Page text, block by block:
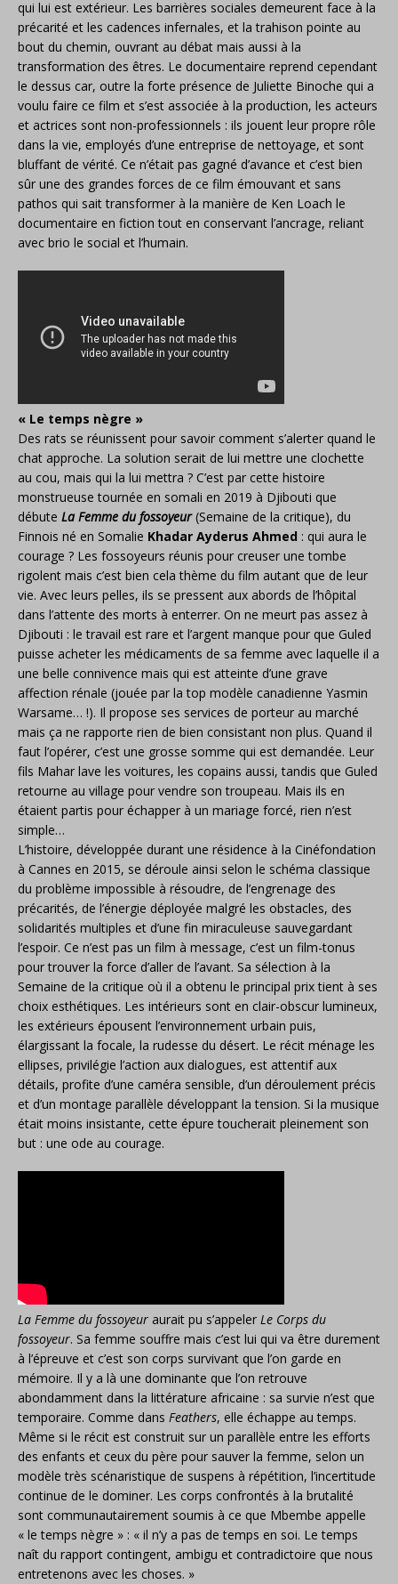
qui lui est extérieur. Les barrières sociales demeurent face à la
précarité et les cadences infernales, et la trahison pointe au
bout du chemin, ouvrant au débat mais aussi à la
transformation des êtres. Le documentaire reprend cependant
le dessus car, outre la forte présence de Juliette Binoche qui a
voulu faire ce film et s’est associée à la production, les acteurs
et actrices sont non-professionnels : ils jouent leur propre rôle
dans la vie, employés d’une entreprise de nettoyage, et sont
bluffant de vérité. Ce n’était pas gagné d’avance et c’est bien
sûr une des grandes forces de ce film émouvant et sans
pathos qui sait transformer à la manière de Ken Loach le
documentaire en fiction tout en conservant l’ancrage, reliant
avec brio le social et l’humain.
« Le temps nègre »
Des rats se réunissent pour savoir comment s’alerter quand le
chat approche. La solution serait de lui mettre une clochette
au cou, mais qui la lui mettra ? C’est par cette histoire
monstrueuse tournée en somali en 2019 à Djibouti que
débute La Femme du fossoyeur(Semaine de la critique), du
Finnois né en Somalie Khadar Ayderus Ahmed : qui aura le
courage ? Les fossoyeurs réunis pour creuser une tombe
rigolent mais c’est bien cela thème du film autant que de leur
vie. Avec leurs pelles, ils se pressent aux abords de l’hôpital
dans l’attente des morts à enterrer. On ne meurt pas assez à
Djibouti : le travail est rare et l’argent manque pour que Guled
puisse acheter les médicaments de sa femme avec laquelle il a
une belle connivence mais qui est atteinte d’une grave
affection rénale (jouée par la top modèle canadienne Yasmin
Warsame… !). Il propose ses services de porteur au marché
mais ça ne rapporte rien de bien consistant non plus. Quand il
faut l’opérer, c’est une grosse somme qui est demandée. Leur
fils Mahar lave les voitures, les copains aussi, tandis que Guled
retourne au village pour vendre son troupeau. Mais ils en
étaient partis pour échapper à un mariage forcé, rien n’est
simple…
L’histoire, développée durant une résidence à la Cinéfondation
à Cannes en 2015, se déroule ainsi selon le schéma classique
du problème impossible à résoudre, de l’engrenage des
précarités, de l’énergie déployée malgré les obstacles, des
solidarités multiples et d’une fin miraculeuse sauvegardant
l’espoir. Ce n’est pas un film à message, c’est un film-tonus
pour trouver la force d’aller de l’avant. Sa sélection à la
Semaine de la critique où il a obtenu le principal prix tient à ses
choix esthétiques. Les intérieurs sont en clair-obscur lumineux,
les extérieurs épousent l’environnement urbain puis,
élargissant la focale, la rudesse du désert. Le récit ménage les
ellipses, privilégie l’action aux dialogues, est attentif aux
détails, profite d’une caméra sensible, d’un déroulement précis
et d’un montage parallèle développant la tension. Si la musique
était moins insistante, cette épure toucherait pleinement son
but : une ode au courage.
La Femme du fossoyeur aurait pu s’appeler Le Corps du
fossoyeur. Sa femme souffre mais c’est lui qui va être durement
à l’épreuve et c’est son corps survivant que l’on garde en
mémoire. Il y a là une dominante que l’on retrouve
abondamment dans la littérature africaine : sa survie n’est que
temporaire. Comme dans Feathers, elle échappe au temps.
Même si le récit est construit sur un parallèle entre les efforts
des enfants et ceux du père pour sauver la femme, selon un
modèle très scénaristique de suspens à répétition, l’incertitude
continue de le dominer. Les corps confrontés à la brutalité
sont communautairement soumis à ce que Mbembe appelle
« le temps nègre » : « il n’y a pas de temps en soi. Le temps
naît du rapport contingent, ambigu et contradictoire que nous
entretenons avec les choses. »